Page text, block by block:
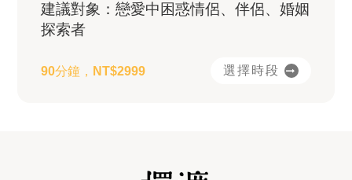
建議對象：戀愛中困惑情侶、伴侶、婚姻
探索者
90分鐘，NT$2999 選擇時段